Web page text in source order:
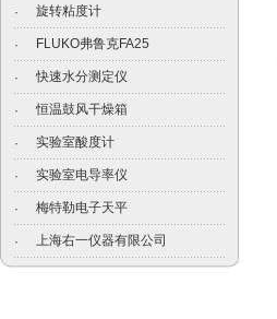
· 旋转粘度计
· FLUKO弗鲁克FA25
· 快速水分测定仪
· 恒温鼓风干燥箱
· 实验室酸度计
· 实验室电导率仪
· 梅特勒电子天平
· 上海右一仪器有限公司